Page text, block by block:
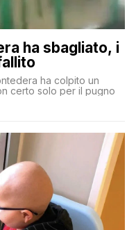
ha sbagliato, i
ha colpito un
certo solo per il pugno